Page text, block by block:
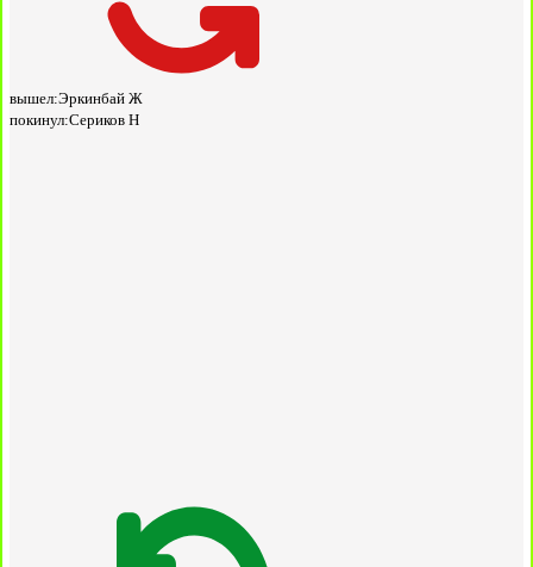
вышел:Эркинбай Ж
покинул:Сериков Н